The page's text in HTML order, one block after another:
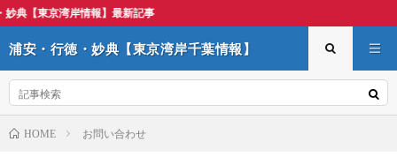
情報】最新記事
浦安・行徳・妙典【東京湾岸千葉情報】
HOME お問い合わせ